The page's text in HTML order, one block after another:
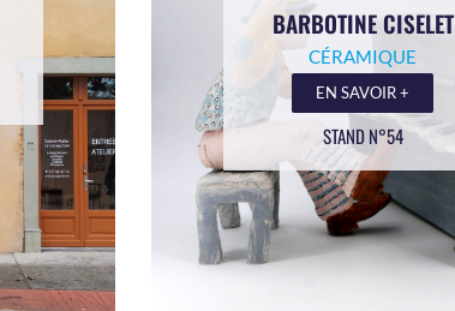
BARBOTINE CISELET
CÉRAMIQUE
EN SAVOIR +
STAND N°54